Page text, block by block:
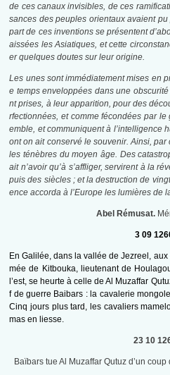
de ces canaux invisibles, de ces
sances des peuples orientaux avaient
part de ces inventions se présentent
aissées les Asiatiques, et cette
er quelques doutes sur leur origine.
Les unes sont immédiatement mises en
e temps enveloppées dans une
nt prises, à leur apparition, pour des
rfectionnées, et comme fécondées par
emble, et communiquent à l’intelligence
ont on ait conservé le souvenir. Ainsi,
les ténèbres du moyen âge. Des
ait n’avoir qu’à s’affliger, servirent à la
puis des siècles ; et la destruction de
ence accorda à l’Europe les lumières de
Abel Rémusat.
3 09
En Galilée, dans la vallée de Jezreel,
mée de Kitbouka, lieutenant de
l’est, se heurte à celle de Al Muzaffar
f de guerre Baibars : la cavalerie
Cinq jours plus tard, les cavaliers
mas en liesse.
23 10
Baïbars tue Al Muzaffar Qutuz d’un